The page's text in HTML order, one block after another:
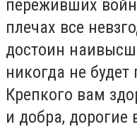
переживших
плечах все
достоин
никогда не
Крепкого вам
и добра, дорогие